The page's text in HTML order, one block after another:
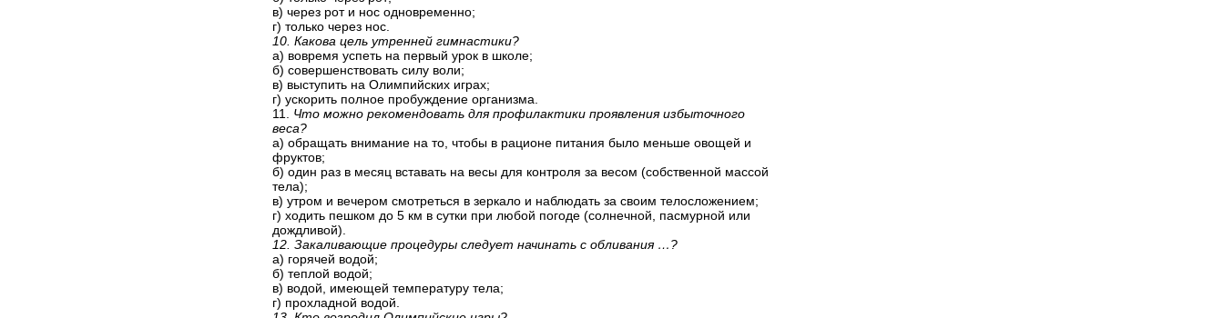
в) через рот и нос одновременно;
г) только через нос.
10. Какова цель утренней гимнастики?
а) вовремя успеть на первый урок в школе;
б) совершенствовать силу воли;
в) выступить на Олимпийских играх;
г) ускорить полное пробуждение организма.
11. Что можно рекомендовать для профилактики проявления избыточного
веса?
а) обращать внимание на то, чтобы в рационе питания было меньше овощей и
фруктов;
б) один раз в месяц вставать на весы для контроля за весом (собственной массой
тела);
в) утром и вечером смотреться в зеркало и наблюдать за своим телосложением;
г) ходить пешком до 5 км в сутки при любой погоде (солнечной, пасмурной или
дождливой).
12. Закаливающие процедуры следует начинать с обливания …?
а) горячей водой;
б) теплой водой;
в) водой, имеющей температуру тела;
г) прохладной водой.